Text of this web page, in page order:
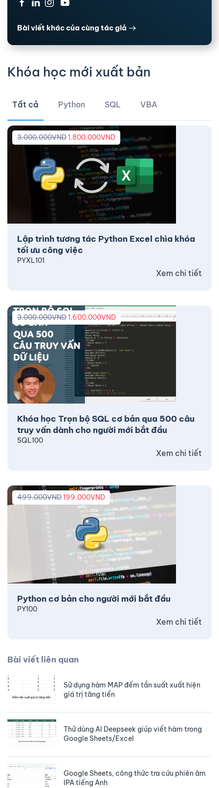
Bài viết khác của cùng tác giả
Khóa học mới xuất bản
Tất cả Python SQL VBA
Lập trình tương tác Python Excel chìa khóa
tối ưu công việc
3.000.000VND1.800.000VND
PYXL101
Xem chi tiết
Khóa học Trọn bộ SQL cơ bản qua 500 câu
truy vấn dành cho người mới bắt đầu
3.000.000VND1.600.000VND
SQL100
Xem chi tiết
Python cơ bản cho người mới bắt đầu
499.000VND199.000VND
PY100
Xem chi tiết
Bài viết liên quan
Sử dụng hàm MAP đếm tần suất xuất hiện
giá trị tăng tiến
Thử dùng AI Deepseek giúp viết hàm trong
Google Sheets/Excel
Google Sheets, công thức tra cứu phiên âm
IPA tiếng Anh